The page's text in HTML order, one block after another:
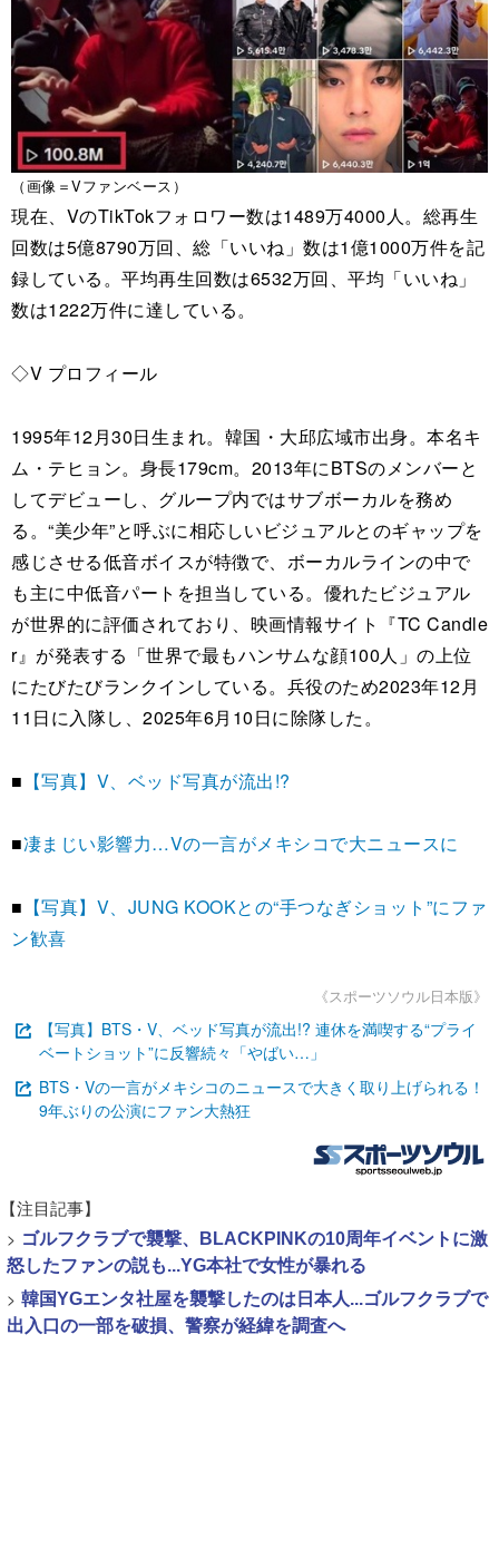
（画像＝Vファンベース）
現在、VのTikTokフォロワー数は1489万4000人。総再生
回数は5億8790万回、総「いいね」数は1億1000万件を記
録している。平均再生回数は6532万回、平均「いいね」
数は1222万件に達している。
◇V プロフィール
1995年12月30日生まれ。韓国・大邱広域市出身。本名キ
ム・テヒョン。身長179cm。2013年にBTSのメンバーと
してデビューし、グループ内ではサブボーカルを務め
る。“美少年”と呼ぶに相応しいビジュアルとのギャップを
感じさせる低音ボイスが特徴で、ボーカルラインの中で
も主に中低音パートを担当している。優れたビジュアル
が世界的に評価されており、映画情報サイト『TC Candle
r』が発表する「世界で最もハンサムな顔100人」の上位
にたびたびランクインしている。兵役のため2023年12月
11日に入隊し、2025年6月10日に除隊した。
■ 【写真】V、ベッド写真が流出!?
■凄まじい影響力…Vの一言がメキシコで大ニュースに
■ 【写真】V、JUNG KOOKとの“手つなぎショット”にファ
ン歓喜
《スポーツソウル日本版》
【写真】BTS・V、ベッド写真が流出!? 連休を満喫する“プライ
ベートショット”に反響続々「やばい…」
BTS・Vの一言がメキシコのニュースで大きく取り上げられる！
9年ぶりの公演にファン大熱狂
【注目記事】
> ゴルフクラブで襲撃、BLACKPINKの10周年イベントに激
怒したファンの説も...YG本社で女性が暴れる
> 韓国YGエンタ社屋を襲撃したのは日本人...ゴルフクラブで
出入口の一部を破損、警察が経緯を調査へ